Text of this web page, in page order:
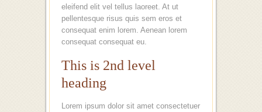
eleifend elit vel tellus laoreet. At ut
pellentesque risus quis sem eros et
consequat enim lorem. Aenean lorem
consequat consequat eu.
This is 2nd level
heading
Lorem ipsum dolor sit amet consectetuer